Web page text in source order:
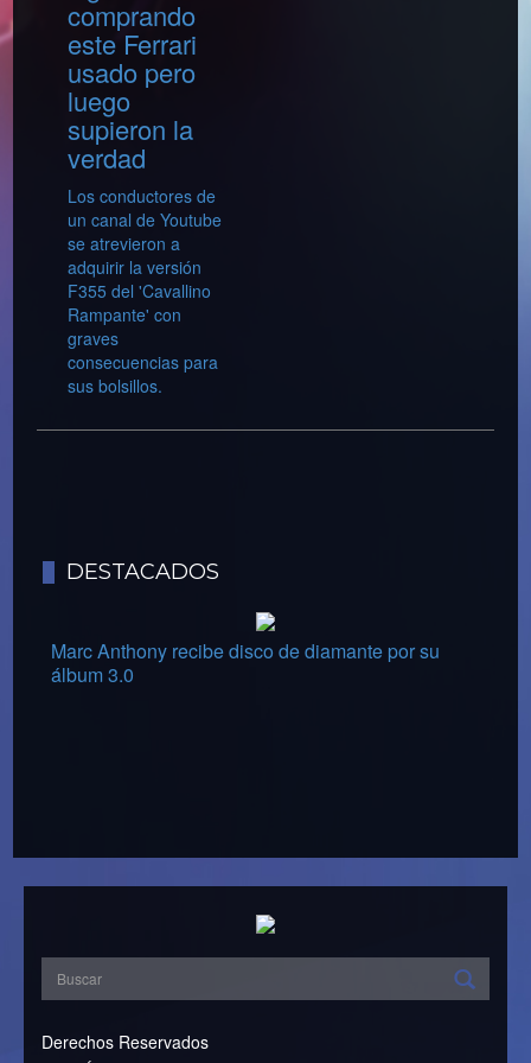
comprando
este Ferrari
usado pero
luego
supieron la
verdad
Los conductores de
un canal de Youtube
se atrevieron a
adquirir la versión
F355 del 'Cavallino
Rampante' con
graves
consecuencias para
sus bolsillos.
DESTACADOS
Marc Anthony recibe disco de diamante por su
álbum 3.0
Derechos Reservados